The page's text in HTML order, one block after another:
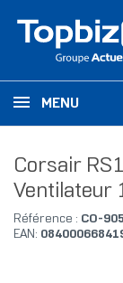
MENU
Corsair
Ventilateur
Référence : CO-
EAN: